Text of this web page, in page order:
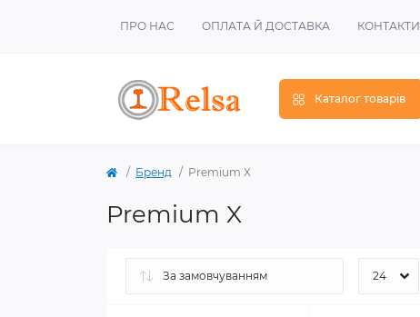
ПРО НАС ОПЛАТА Й ДОСТАВКА КОНТАКТИ
Каталог товарів
Бренд Premium X
Premium X